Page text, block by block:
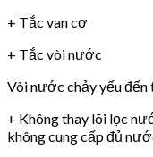
+ Tắc van cơ
+ Tắc vòi nước
Vòi nước chảy yếu đến
+ Không thay lõi lọc
không cung cấp đủ